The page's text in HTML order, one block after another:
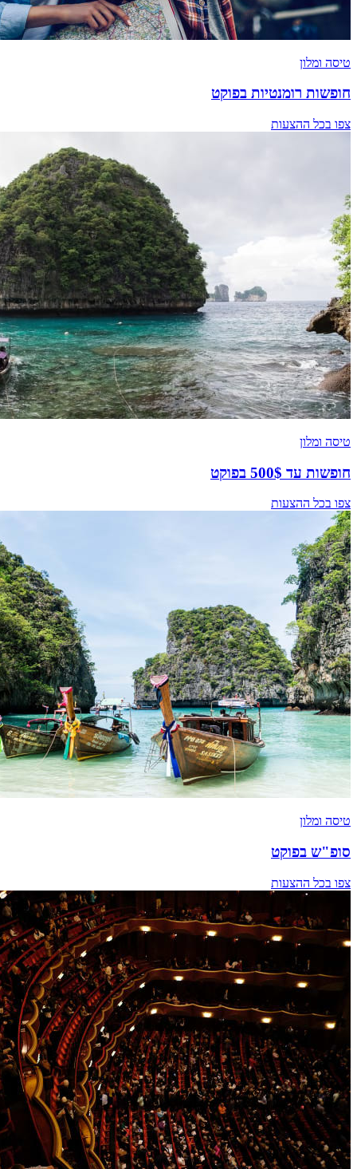
טיסה ומלון
חופשות רומנטיות בפוקט
צפו בכל ההצעות
טיסה ומלון
חופשות עד 500$ בפוקט
צפו בכל ההצעות
טיסה ומלון
סופ"ש בפוקט
צפו בכל ההצעות